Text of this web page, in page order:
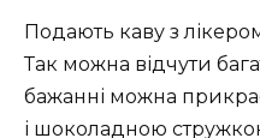
Подають каву з
Так можна відчути
бажанні можна
і шоколадною